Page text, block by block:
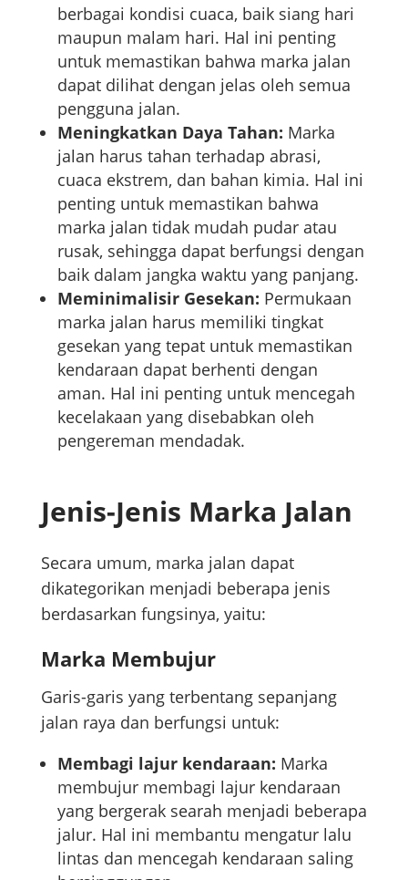
berbagai kondisi cuaca, baik siang hari
maupun malam hari. Hal ini penting
untuk memastikan bahwa marka jalan
dapat dilihat dengan jelas oleh semua
pengguna jalan.
Meningkatkan Daya Tahan: Marka
jalan harus tahan terhadap abrasi,
cuaca ekstrem, dan bahan kimia. Hal ini
penting untuk memastikan bahwa
marka jalan tidak mudah pudar atau
rusak, sehingga dapat berfungsi dengan
baik dalam jangka waktu yang panjang.
Meminimalisir Gesekan: Permukaan
marka jalan harus memiliki tingkat
gesekan yang tepat untuk memastikan
kendaraan dapat berhenti dengan
aman. Hal ini penting untuk mencegah
kecelakaan yang disebabkan oleh
pengereman mendadak.
Jenis-Jenis Marka Jalan
Secara umum, marka jalan dapat
dikategorikan menjadi beberapa jenis
berdasarkan fungsinya, yaitu:
Marka Membujur
Garis-garis yang terbentang sepanjang
jalan raya dan berfungsi untuk:
Membagi lajur kendaraan: Marka
membujur membagi lajur kendaraan
yang bergerak searah menjadi beberapa
jalur. Hal ini membantu mengatur lalu
lintas dan mencegah kendaraan saling